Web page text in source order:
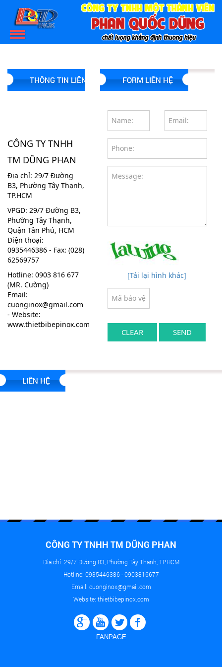
THÔNG TIN LIÊN HỆ
CÔNG TY TNHH
TM DŨNG PHAN
Địa chỉ: 29/7 Đường
B3, Phường Tây Thạnh,
TP.HCM
VPGD: 29/7 Đường B3,
Phường Tây Thạnh,
Quận Tân Phú, HCM
Điện thoại:
0935446386 - Fax: (028)
62569757
Hotline: 0903 816 677
(MR. Cường)
Email:
cuonginox@gmail.com
- Website:
www.thietbibepinox.com
FORM LIÊN HỆ
[Tải lại hình khác]
LIÊN HỆ
CÔNG TY TNHH TM DŨNG PHAN
Địa chỉ: 29/7 Đường B3, Phường Tây Thạnh, TP.HCM
Hotline: 0935446386 - 0903816677
Email: cuonginox@gmail.com
Website: thietbibepinox.com
FANPAGE